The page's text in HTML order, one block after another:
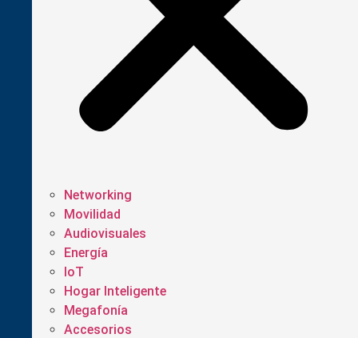
Networking
Movilidad
Audiovisuales
Energía
IoT
Hogar Inteligente
Megafonía
Accesorios